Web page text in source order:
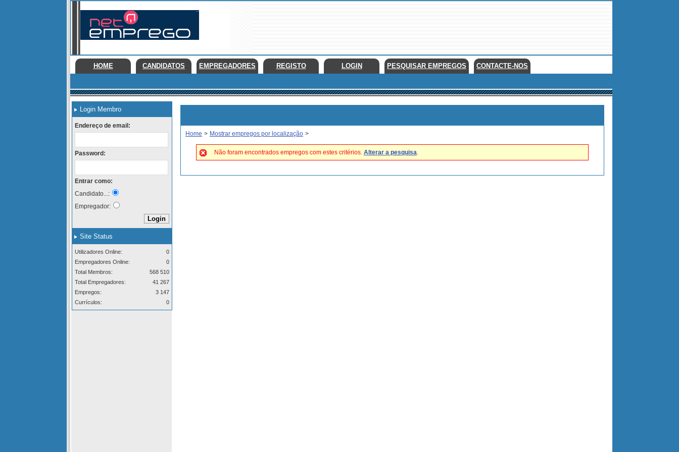
HOME CANDIDATOS EMPREGADORES REGISTO LOGIN PESQUISAR EMPREGOS CONTACTE-NOS
Login Membro
Endereço de email:
Password:
Entrar como:
Candidato...:
Empregador:
Site Status
Utilizadores Online:
0
Empregadores Online:
0
Total Membros:
568 510
Total Empregadores:
41 267
Empregos:
3 147
Currículos:
0
Home > Mostrar empregos por localização >
Não foram encontrados empregos com estes critérios. Alterar a pesquisa.